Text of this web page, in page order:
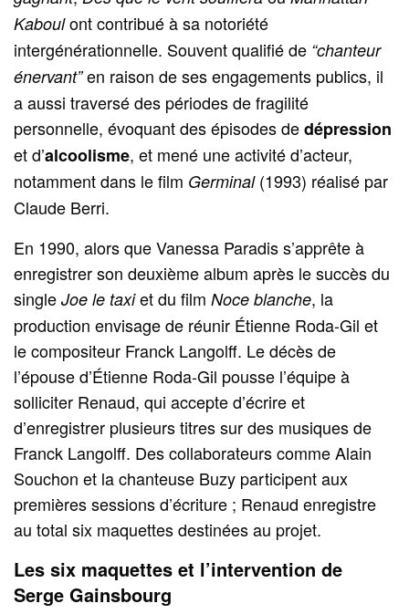
Kaboulont contribué à sa notoriété
intergénérationnelle. Souvent qualifié de “chanteur
énervant”en raison de ses engagements publics, il
a aussi traversé des périodes de fragilité
personnelle, évoquant des épisodes dedépression
et d’alcoolisme, et mené une activité d’acteur,
notamment dans le film Germinal(1993) réalisé par
Claude Berri.
En 1990, alors que Vanessa Paradis s’apprête à
enregistrer son deuxième album après le succès du
singleJoe le taxiet du filmNoce blanche, la
production envisage de réunir Étienne Roda‑Gil et
le compositeur Franck Langolff. Le décès de
l’épouse d’Étienne Roda‑Gil pousse l’équipe à
solliciter Renaud, qui accepte d’écrire et
d’enregistrer plusieurs titres sur des musiques de
Franck Langolff. Des collaborateurs comme Alain
Souchon et la chanteuse Buzy participent aux
premières sessions d’écriture ; Renaud enregistre
au total six maquettes destinées au projet.
Les six maquettes et l’intervention de
Serge Gainsbourg